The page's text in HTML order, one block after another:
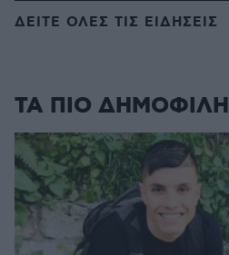
ΔΕΙΤΕ ΟΛΕΣ ΤΙΣ ΕΙΔΗΣΕΙΣ
ΤΑ ΠΙΟ ΔΗΜΟΦΙΛΗ